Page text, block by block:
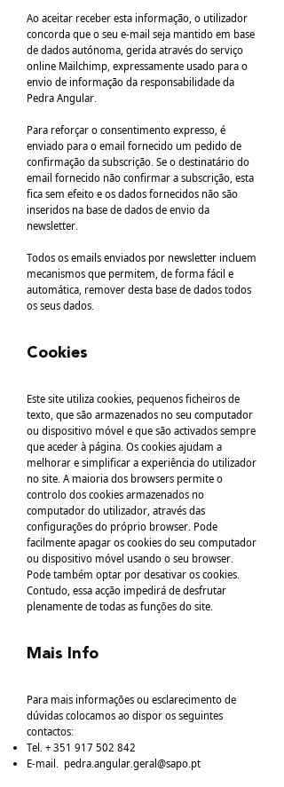
Ao aceitar receber esta informação, o utilizador
concorda que o seu e-mail seja mantido em base
de dados autónoma, gerida através do serviço
online Mailchimp, expressamente usado para o
envio de informação da responsabilidade da
Pedra Angular.
Para reforçar o consentimento expresso, é
enviado para o email fornecido um pedido de
confirmação da subscrição. Se o destinatário do
email fornecido não confirmar a subscrição, esta
fica sem efeito e os dados fornecidos não são
inseridos na base de dados de envio da
newsletter.
Todos os emails enviados por newsletter incluem
mecanismos que permitem, de forma fácil e
automática, remover desta base de dados todos
os seus dados.
Cookies
Este site utiliza cookies, pequenos ficheiros de
texto, que são armazenados no seu computador
ou dispositivo móvel e que são activados sempre
que aceder à página. Os cookies ajudam a
melhorar e simplificar a experiência do utilizador
no site. A maioria dos browsers permite o
controlo dos cookies armazenados no
computador do utilizador, através das
configurações do próprio browser. Pode
facilmente apagar os cookies do seu computador
ou dispositivo móvel usando o seu browser.
Pode também optar por desativar os cookies.
Contudo, essa acção impedirá de desfrutar
plenamente de todas as funções do site.
Mais Info
Para mais informações ou esclarecimento de
dúvidas colocamos ao dispor os seguintes
contactos:
Tel. +351 917 502 842
E-mail. pedra.angular.geral@sapo.pt